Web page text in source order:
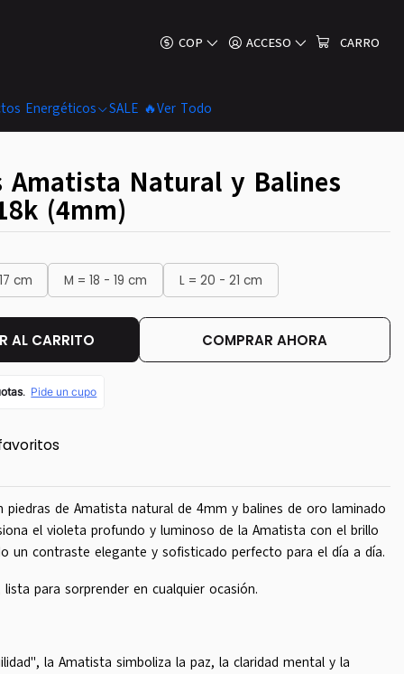
COP ACCESO CARRO
Energéticos SALE 🔥Ver Todo
Amatista Natural y Balines
(4mm)
cm M = 18 - 19 cm L = 20 - 21 cm
AL CARRITO COMPRAR AHORA
piedras de Amatista natural de 4mm y balines de oro laminado
el violeta profundo y luminoso de la Amatista con el brillo
un contraste elegante y sofisticado perfecto para el día a día.
para sorprender en cualquier ocasión.
la Amatista simboliza la paz, la claridad mental y la